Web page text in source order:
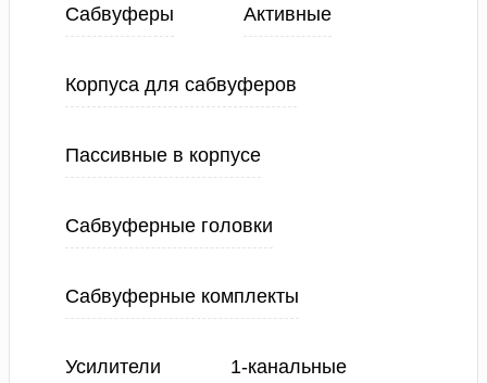
Сабвуферы Активные
Корпуса для сабвуферов
Пассивные в корпусе
Сабвуферные головки
Сабвуферные комплекты
Усилители 1-канальные